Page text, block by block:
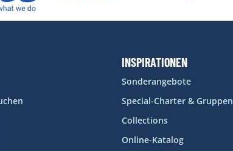
INSPIRATIONEN
Sonderangebote
Special-Charter & Gruppen
Collections
Online-Katalog